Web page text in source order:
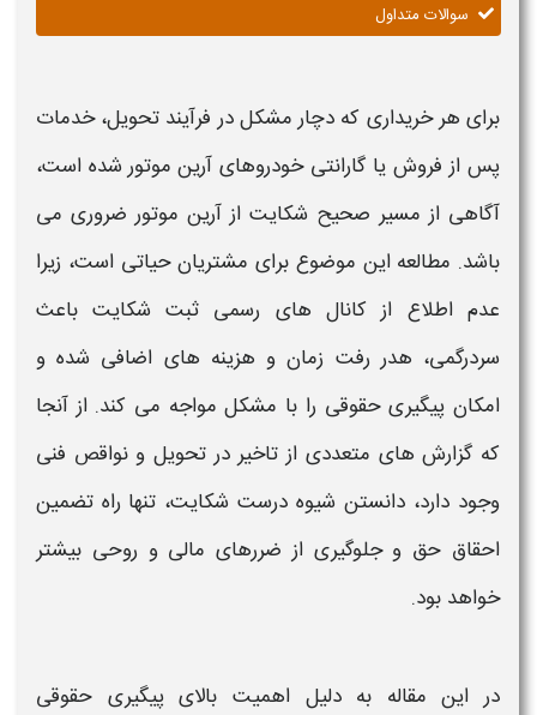
سوالات متداول
برای هر خریداری که دچار مشکل در فرآیند تحویل، خدمات
پس از فروش یا گارانتی خودروهای آرین موتورشده است،
آگاهی از مسیر صحیح شکایت ازآرین موتورضروری می
باشد. مطالعه این موضوع برای مشتریان حیاتی است، زیرا
عدم اطلاع از کانال های رسمی ثبت شکایت باعث
سردرگمی، هدر رفت زمان و هزینه های اضافی شده و
امکان پیگیری حقوقی را با مشکل مواجه می کند. از آنجا
که گزارش های متعددی از تاخیر در تحویل و نواقص فنی
وجود دارد، دانستن شیوه درست شکایت، تنها راه تضمین
احقاق حق و جلوگیری از ضررهای مالی و روحی بیشتر
خواهد بود.
در این مقاله به دلیل اهمیت بالای پیگیری حقوقی